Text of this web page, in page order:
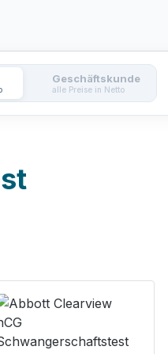
Geschäftskunde
alle Preise in Netto